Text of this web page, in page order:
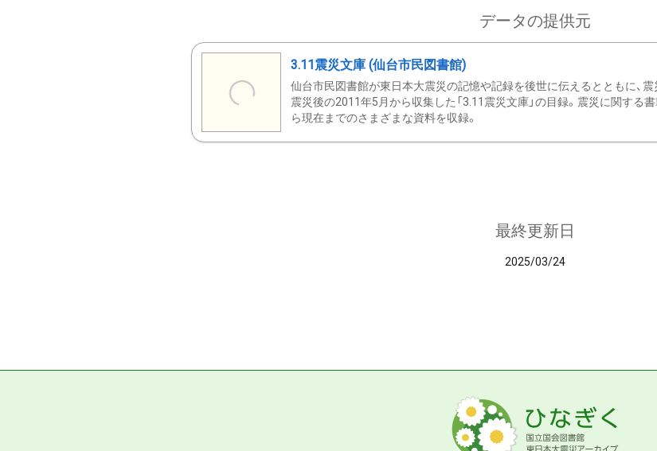
データの提供元
3.11震災文庫 (仙台市民図書館)
仙台市民図書館が東日本大震災の記憶や記録を後世に伝えるとともに、
震災後の2011年5月から収集した「3.11震災文庫」の目録。震災に関する
ら現在までのさまざまな資料を収録。
最終更新日
2025/03/24